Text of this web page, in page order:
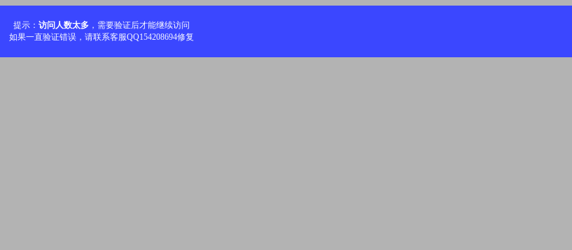
提示： 访问人数太多 ，需要验证后才能继续访问
如果一直验证错误，请联系客服QQ154208694修复